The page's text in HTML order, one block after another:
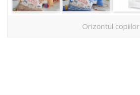
Orizontul copiilor